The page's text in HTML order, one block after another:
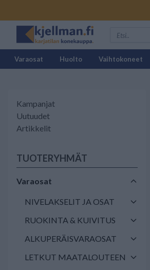
Varaosat Huolto Vaihtokoneet
Kampanjat
Uutuudet
Artikkelit
TUOTERYHMÄT
Varaosat
NIVELAKSELIT JA OSAT
RUOKINTA & KUIVITUS
ALKUPERÄISVARAOSAT
LETKUT MAATALOUTEEN